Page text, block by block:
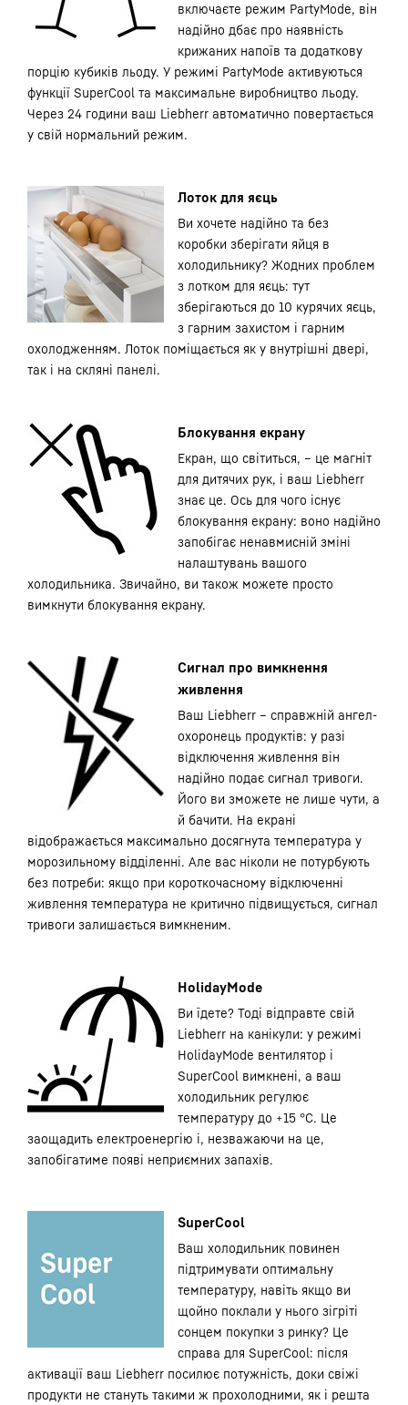
включаєте режим PartyMode, він
надійно дбає про наявність
крижаних напоїв та додаткову
порцію кубиків льоду. У режимі PartyMode активуються
функції SuperCool та максимальне виробництво льоду.
Через 24 години ваш Liebherr автоматично повертається
у свій нормальний режим.
Лоток для яєць
Ви хочете надійно та без
коробки зберігати яйця в
холодильнику? Жодних проблем
з лотком для яєць: тут
зберігаються до 10 курячих яєць,
з гарним захистом і гарним
охолодженням. Лоток поміщається як у внутрішні двері,
так і на скляні панелі.
Блокування екрану
Екран, що світиться, – це магніт
для дитячих рук, і ваш Liebherr
знає це. Ось для чого існує
блокування екрану: воно надійно
запобігає ненавмисній зміні
налаштувань вашого
холодильника. Звичайно, ви також можете просто
вимкнути блокування екрану.
Сигнал про вимкнення
живлення
Ваш Liebherr – справжній ангел-
охоронець продуктів: у разі
відключення живлення він
надійно подає сигнал тривоги.
Його ви зможете не лише чути, а
й бачити. На екрані
відображається максимально досягнута температура у
морозильному відділенні. Але вас ніколи не потурбують
без потреби: якщо при короткочасному відключенні
живлення температура не критично підвищується, сигнал
тривоги залишається вимкненим.
HolidayMode
Ви їдете? Тоді відправте свій
Liebherr на канікули: у режимі
HolidayMode вентилятор і
SuperCool вимкнені, а ваш
холодильник регулює
температуру до +15 °C. Це
заощадить електроенергію і, незважаючи на це,
запобігатиме появі неприємних запахів.
SuperCool
Ваш холодильник повинен
підтримувати оптимальну
температуру, навіть якщо ви
щойно поклали у нього зігріті
сонцем покупки з ринку? Це
справа для SuperCool: після
активації ваш Liebherr посилює потужність, доки свіжі
продукти не стануть такими ж прохолодними, як і решта